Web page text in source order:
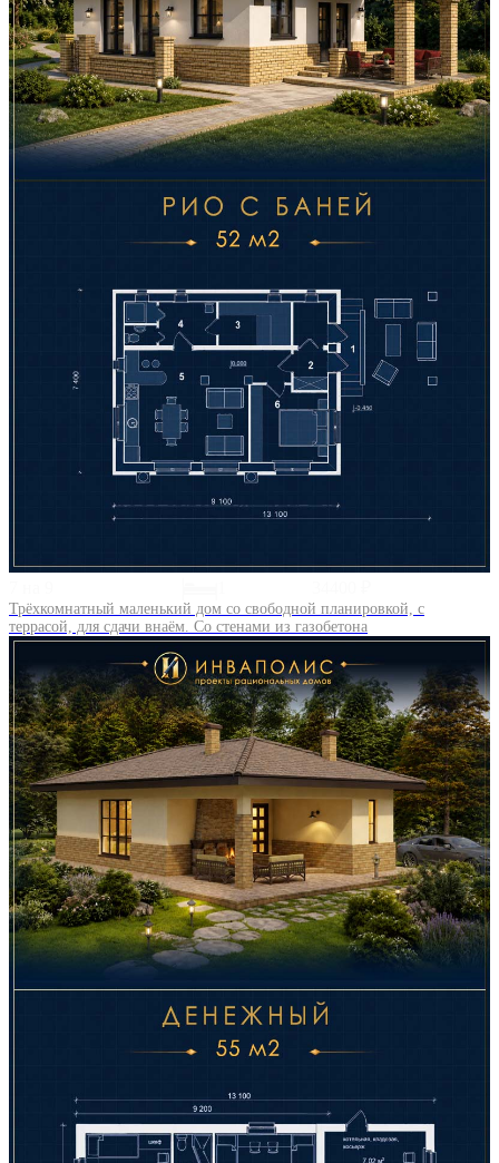
Трёхкомнатный маленький дом со свободной планировкой, с
террасой, для сдачи внаём. Со стенами из газобетона